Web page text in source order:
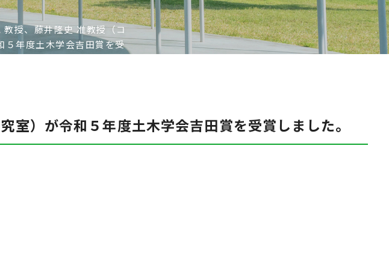
教授、藤井隆史 准教授（コ
５年度土木学会吉田賞を受
）が令和５年度土木学会吉田賞を受賞しました。